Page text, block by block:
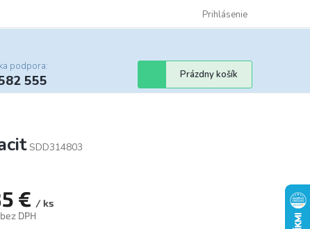
Obchodné podmienky
Prihlásenie
podpora:
555
Nákupný
košík
Prázdny košík
SDD314803
€ / ks
DPH